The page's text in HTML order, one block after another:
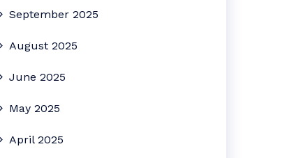
September 2025
August 2025
June 2025
May 2025
April 2025